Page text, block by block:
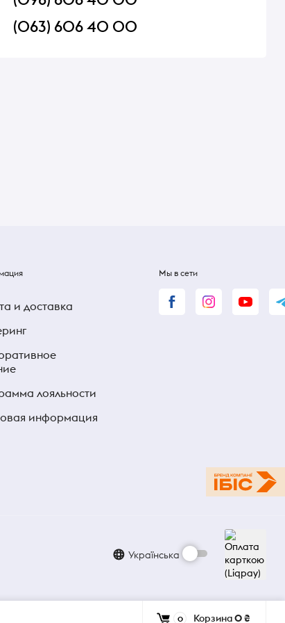
(063) 606 40 00
и доставка
лояльности
информация
Мы в сети
Українська
0 Корзина0 ₴